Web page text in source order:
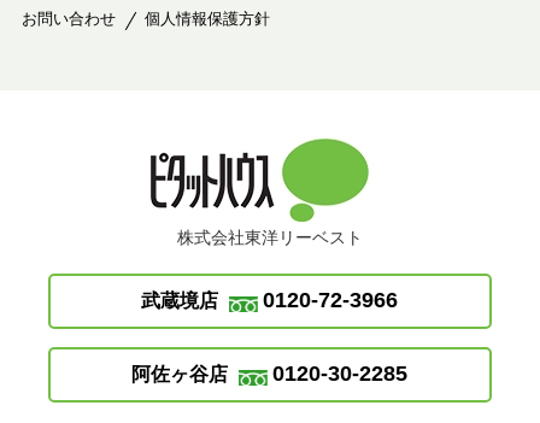
お問い合わせ
個人情報保護方針
株式会社東洋リーベスト
武蔵境店 0120-72-3966
阿佐ヶ谷店 0120-30-2285